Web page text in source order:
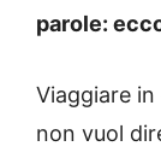
parole:
Viaggiare
non vuol